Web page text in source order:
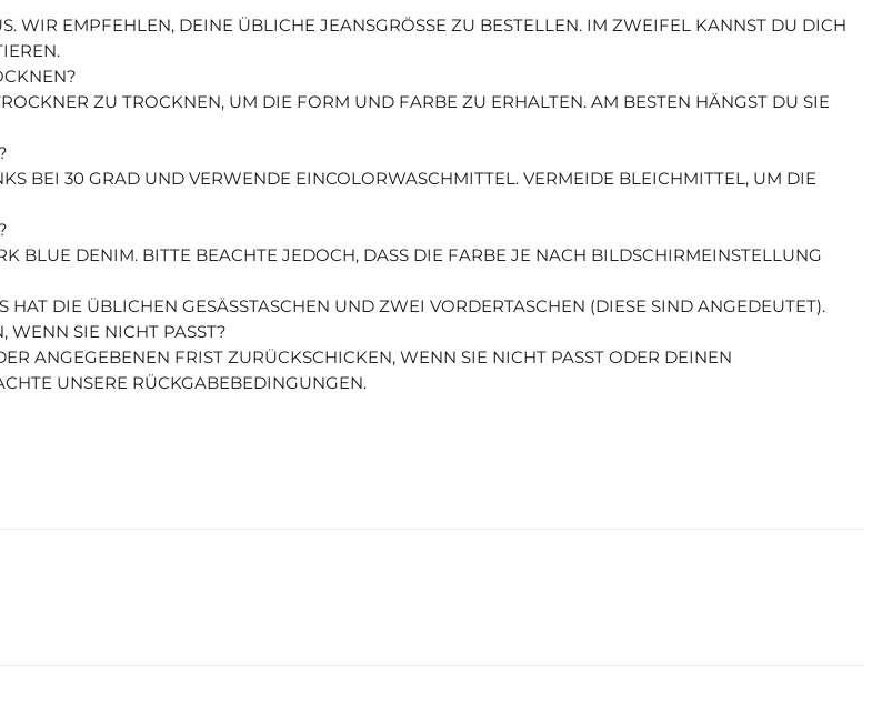
WIR EMPFEHLEN, DEINE ÜBLICHE JEANSGRÖSSE ZU BESTELLEN. IM ZWEIFEL KANNST DU DICH AN
ZU TROCKNEN, UM DIE FORM UND FARBE ZU ERHALTEN. AM BESTEN HÄNGST DU SIE
BEI 30 GRAD UND VERWENDE EINCOLORWASCHMITTEL. VERMEIDE BLEICHMITTEL, UM DIE
BLUE DENIM. BITTE BEACHTE JEDOCH, DASS DIE FARBE JE NACH BILDSCHIRMEINSTELLUNG
HAT DIE ÜBLICHEN GESÄSSTASCHEN UND ZWEI VORDERTASCHEN (DIESE SIND ANGEDEUTET).
WENN SIE NICHT PASST?
ANGEGEBENEN FRIST ZURÜCKSCHICKEN, WENN SIE NICHT PASST ODER DEINEN
UNSERE RÜCKGABEBEDINGUNGEN.